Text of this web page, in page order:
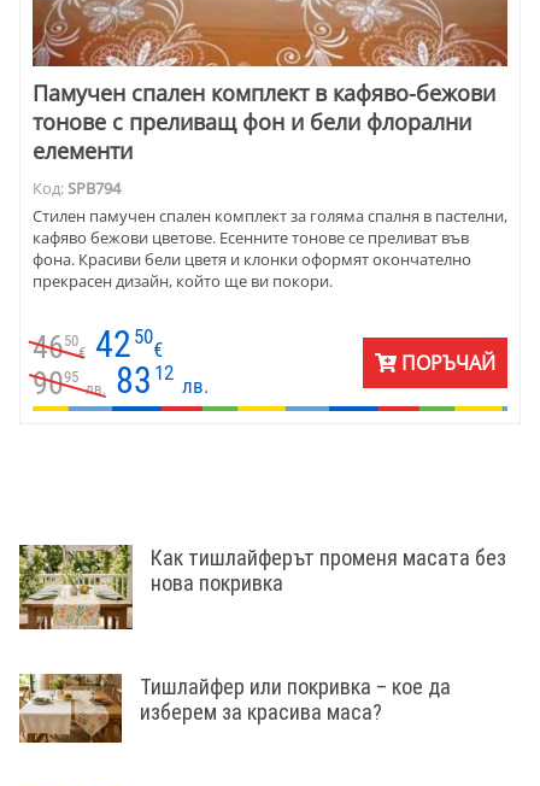
Памучен спален комплект в кафяво-бежови
тонове с преливащ фон и бели флорални
елементи
Код:SPB794
Стилен памучен спален комплект за голяма спалня в пастелни,
кафяво бежови цветове. Есенните тонове се преливат във
фона. Красиви бели цветя и клонки оформят окончателно
прекрасен дизайн, който ще ви покори.
4650
€ 42 50
€
9095
лв. 83 12
лв.
ПОРЪЧАЙ
Как тишлайферът променя масата без
нова покривка
Тишлайфер или покривка – кое да
изберем за красива маса?